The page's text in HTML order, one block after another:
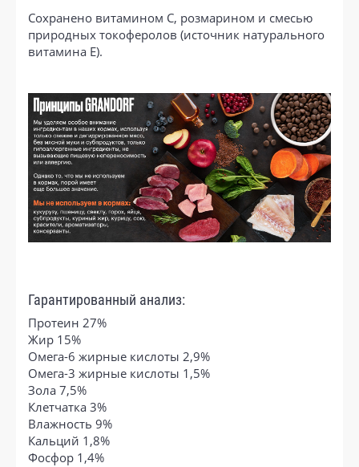
Сохранено витамином С, розмарином и смесью
природных токоферолов (источник натурального
витамина Е).
Гарантированный анализ:
Протеин 27%
Жир 15%
Омега-6 жирные кислоты 2,9%
Омега-3 жирные кислоты 1,5%
Зола 7,5%
Клетчатка 3%
Влажность 9%
Кальций 1,8%
Фосфор 1,4%